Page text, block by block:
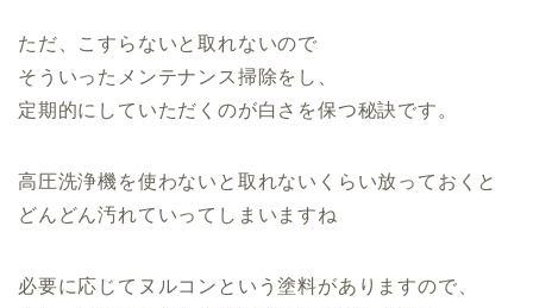
ただ、こすらないと取れないので
そういったメンテナンス掃除をし、
定期的にしていただくのが白さを保つ秘訣です。
高圧洗浄機を使わないと取れないくらい放っておくと
どんどん汚れていってしまいますね
必要に応じてヌルコンという塗料がありますので、